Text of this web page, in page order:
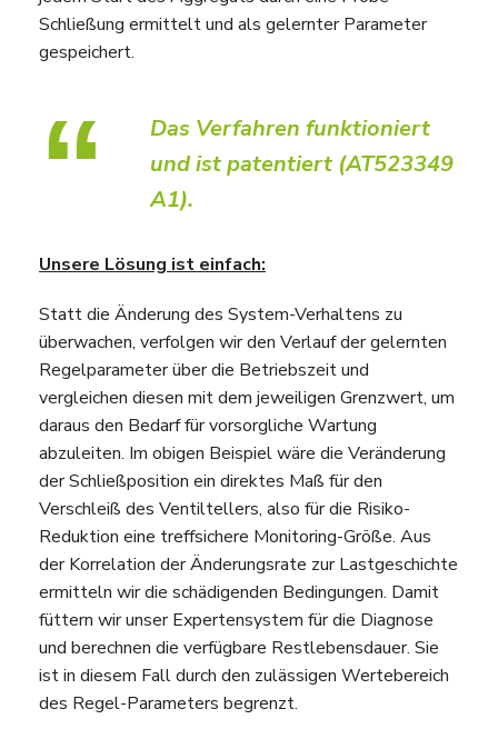
Schließung ermittelt und als gelernter Parameter
gespeichert.
“
Das Verfahren funktioniert
und ist patentiert (AT523349
A1).
Unsere Lösung ist einfach:
Statt die Änderung des System-Verhaltens zu
überwachen, verfolgen wir den Verlauf der gelernten
Regelparameter über die Betriebszeit und
vergleichen diesen mit dem jeweiligen Grenzwert, um
daraus den Bedarf für vorsorgliche Wartung
abzuleiten. Im obigen Beispiel wäre die Veränderung
der Schließposition ein direktes Maß für den
Verschleiß des Ventiltellers, also für die Risiko-
Reduktion eine treffsichere Monitoring-Größe. Aus
der Korrelation der Änderungsrate zur Lastgeschichte
ermitteln wir die schädigenden Bedingungen. Damit
füttern wir unser Expertensystem für die Diagnose
und berechnen die verfügbare Restlebensdauer. Sie
ist in diesem Fall durch den zulässigen Wertebereich
des Regel-Parameters begrenzt.